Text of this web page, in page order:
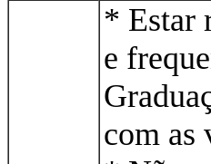
* Estar
e
com as